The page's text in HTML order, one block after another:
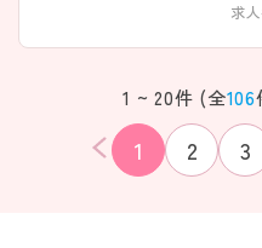
求
1 ~ 20件 (全106
1 2 3